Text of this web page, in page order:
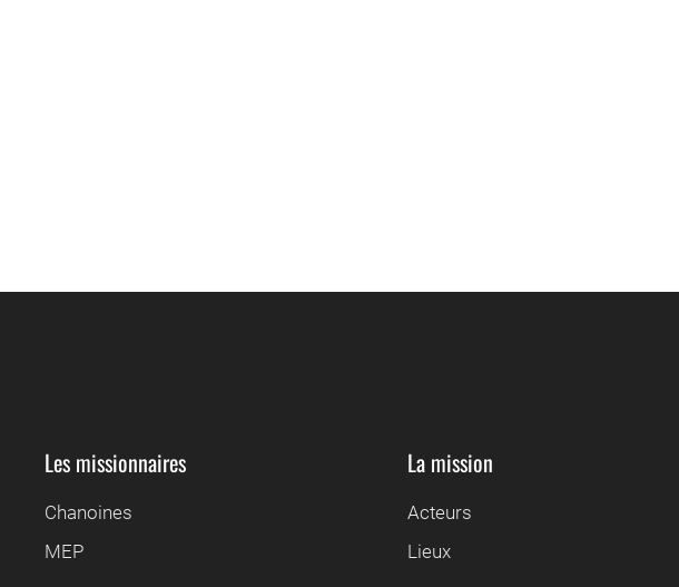
Les missionnaires
Chanoines
MEP
La mission
Acteurs
Lieux